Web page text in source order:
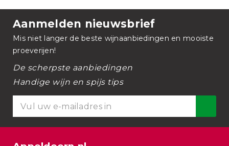
Aanmelden nieuwsbrief
Mis niet langer de beste wijnaanbiedingen en mooiste
proeverijen!
De scherpste aanbiedingen
Handige wijn en spijs tips